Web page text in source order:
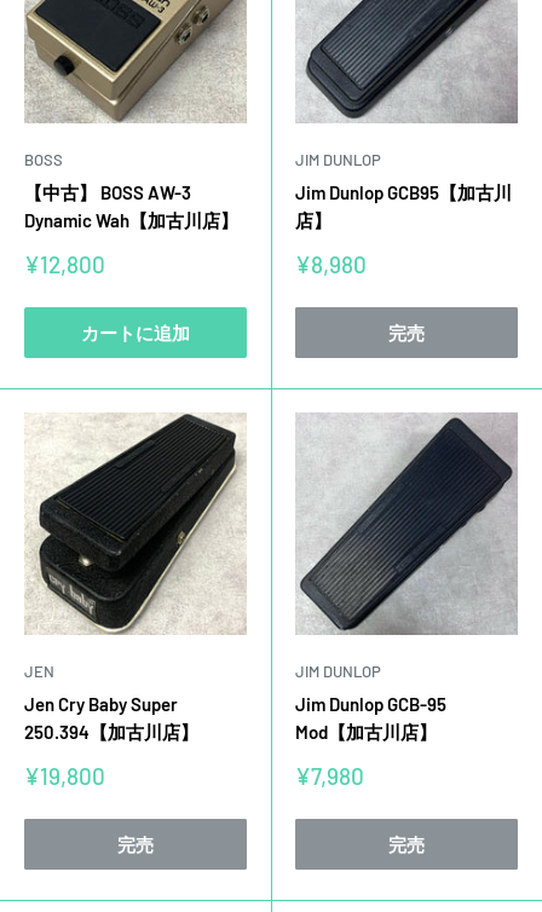
BOSS
【中古】 BOSS AW-3
Dynamic Wah【加古川店】
販
価
¥12,800
カートに追加
JIM DUNLOP
Jim Dunlop GCB95【加古川
店】
販
価
¥8,980
完売
JEN
Jen Cry Baby Super
250.394【加古川店】
販
価
¥19,800
完売
JIM DUNLOP
Jim Dunlop GCB-95
Mod【加古川店】
販
価
¥7,980
完売